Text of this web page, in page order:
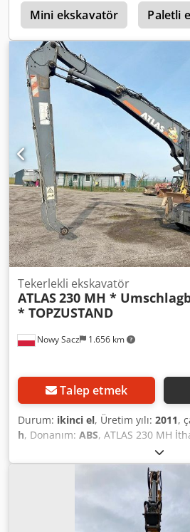
Mini ekskavatör Paletli
Nowy Sacz 1.656 km
Tekerlekli ekskavatör
ATLAS230 MH *
* TOPZUSTAND
Talep etmek
Durum: ikinci el, Üretim yılı: 2011,
h, Donanım: ABS, ATLAS 230 MH
Dcedpfxsycbbyj Amiek ÇOK İYİ
2011 • ÇALIŞMA SAATİ: 10.747 saat
İNGİLİZCE, ALMANCA, İTALYANCA •
ALMANCA, İTALYANCA, ????? •
– ROMENCE (Romence: tüm
dahil yapıyoruz) • RADEK – ?????